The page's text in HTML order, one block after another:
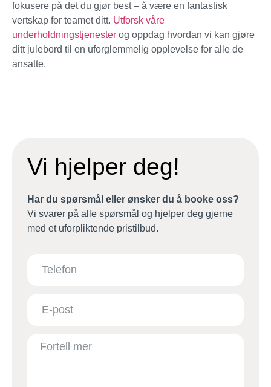
fokusere på det du gjør best – å være en fantastisk
vertskap for teamet ditt. Utforsk våre
underholdningstjenester og oppdag hvordan vi kan gjøre
ditt julebord til en uforglemmelig opplevelse for alle de
ansatte.
Vi hjelper deg!
Har du spørsmål eller ønsker du å booke oss?
Vi svarer på alle spørsmål og hjelper deg gjerne
med et uforpliktende pristilbud.